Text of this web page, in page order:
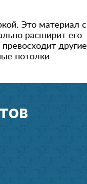
Это материал с
расширит его
другие
потолки